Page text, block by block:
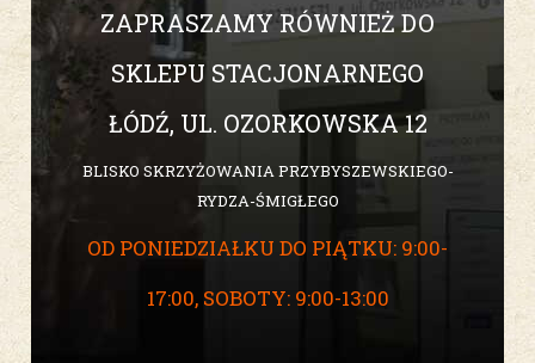
ZAPRASZAMY RÓWNIEŻ DO
SKLEPU STACJONARNEGO
ŁÓDŹ, UL. OZORKOWSKA 12
BLISKO SKRZYŻOWANIA PRZYBYSZEWSKIEGO-
RYDZA-ŚMIGŁEGO
OD PONIEDZIAŁKU DO PIĄTKU: 9:00-
17:00, SOBOTY: 9:00-13:00